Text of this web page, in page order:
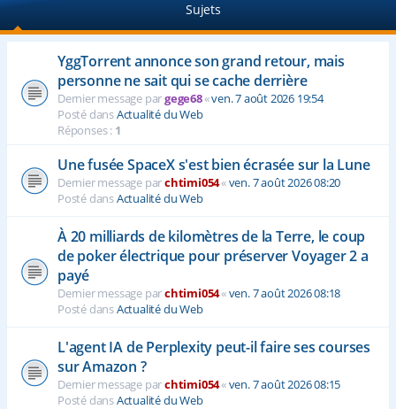
Sujets
YggTorrent annonce son grand retour, mais
personne ne sait qui se cache derrière
Dernier message pargege68«ven. 7 août 2026 19:54
Posté dansActualité du Web
Réponses : 1
Une fusée SpaceX s'est bien écrasée sur la Lune
Dernier message parchtimi054«ven. 7 août 2026 08:20
Posté dansActualité du Web
À 20 milliards de kilomètres de la Terre, le coup
de poker électrique pour préserver Voyager 2 a
payé
Dernier message parchtimi054«ven. 7 août 2026 08:18
Posté dansActualité du Web
L'agent IA de Perplexity peut-il faire ses courses
sur Amazon ?
Dernier message parchtimi054«ven. 7 août 2026 08:15
Posté dansActualité du Web